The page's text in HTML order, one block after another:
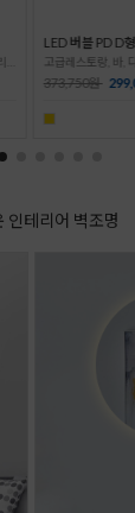
LED 버블 PD D
화려한 디자인의
498,750원
인테리어 벽조명